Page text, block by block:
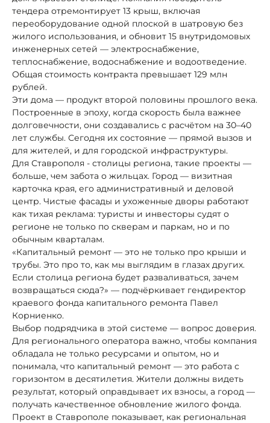
тендера отремонтирует 13 крыш, включая
переоборудование одной плоской в шатровую без
жилого использования, и обновит 15 внутридомовых
инженерных сетей — электроснабжение,
теплоснабжение, водоснабжение и водоотведение.
Общая стоимость контракта превышает 129 млн
рублей.
Эти дома — продукт второй половины прошлого века.
Построенные в эпоху, когда скорость была важнее
долговечности, они создавались с расчётом на 30–40
лет службы. Сегодня их состояние — прямой вызов и
для жителей, и для городской инфраструктуры.
Для Ставрополя - столицы региона, такие проекты —
больше, чем забота о жильцах. Город — визитная
карточка края, его административный и деловой
центр. Чистые фасады и ухоженные дворы работают
как тихая реклама: туристы и инвесторы судят о
регионе не только по скверам и паркам, но и по
обычным кварталам.
«Капитальный ремонт — это не только про крыши и
трубы. Это про то, как мы выглядим в глазах других.
Если столица региона будет разваливаться, зачем
возвращаться сюда?» — подчёркивает гендиректор
краевого фонда капитального ремонта Павел
Корниенко.
Выбор подрядчика в этой системе — вопрос доверия.
Для регионального оператора важно, чтобы компания
обладала не только ресурсами и опытом, но и
понимала, что капитальный ремонт — это работа с
горизонтом в десятилетия. Жители должны видеть
результат, который оправдывает их взносы, а город —
получать качественное обновление жилого фонда.
Проект в Ставрополе показывает, как региональная